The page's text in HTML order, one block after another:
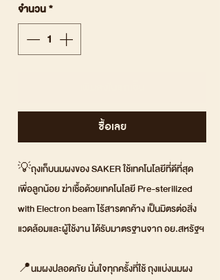
จำนวน*
ซื้อเลย
💡ถุงเก็บนมผงของ SAKER ใช้เทคโนโลยีที่ดีที่สุด
เพื่อลูกน้อย ฆ่าเชื้อด้วยเทคโนโลยี Pre-sterilized
with Electron beam ไร้สารตกค้าง เป็นมิตรต่อสิ่ง
แวดล้อมและผู้ใช้งาน ได้รับมาตรฐานจาก อย.สหรัฐฯ
📍นมผงปลอดภัย มั่นใจทุกครั้งที่ใช้ ถุงแบ่งนมผง